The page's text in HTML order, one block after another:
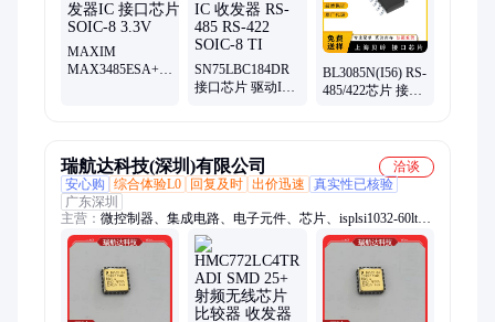
MAXIM
MAX3485ESA+T
SN75LBC184DR
接口芯片 驱动IC
BL3085N(I56) RS-
485/422芯片 接口
瑞航达科技(深圳)有限公司
洽谈
安心购
综合体验L0 回复及时 出价迅速
真实性已核验
广东深圳
主营： 微控制器、集成电路、电子元件、芯片、isplsi1032-60lt、
isplsi1032-80lt、isplsi1024ea-125lt100、军工电子元器件